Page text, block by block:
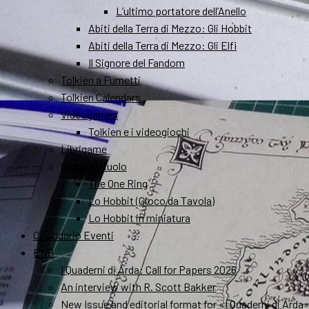
L’ultimo portatore dell’Anello
Abiti della Terra di Mezzo: Gli Hobbit
Abiti della Terra di Mezzo: Gli Elfi
Il Signore del Fandom
Tolkien a Fumetti
Tolkien Calendars
Videogames
Tolkien e i videogiochi
Librigame
Gioco di Ruolo
The One Ring
Lo Hobbit (Gioco da Tavola)
Lo Hobbit in miniatura
Calendario Eventi
ENG
I Quaderni di Arda: Call for Papers 2026
An interview with R. Scott Bakker
New Issue and editorial format for «I Quaderni di Arda»